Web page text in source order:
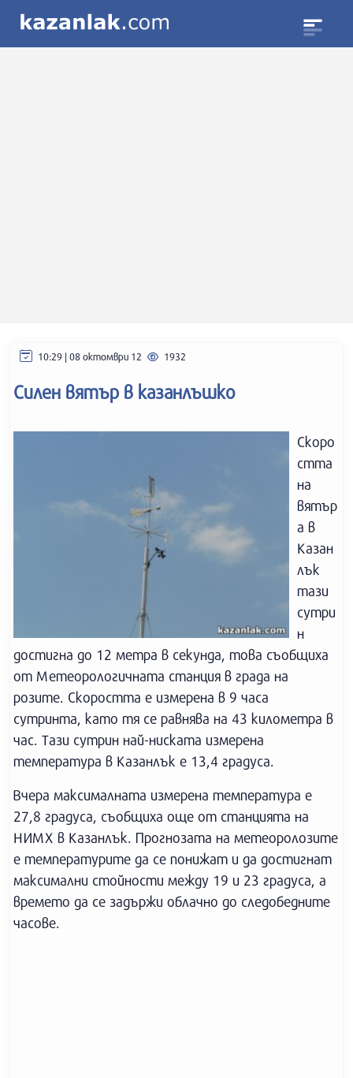
10:29 | 08 октомври 12 1932
Силен вятър в казанлъшко
Скоро
стта
на
вятър
а в
Казан
лък
тази
сутри
н
достигна до 12 метра в секунда, това съобщиха
от Метеорологичната станция в града на
розите. Скоростта е измерена в 9 часа
сутринта, като тя се равнява на 43 километра в
час. Тази сутрин най-ниската измерена
температура в Казанлък е 13,4 градуса.
Вчера максималната измерена температура е
27,8 градуса, съобщиха още от станцията на
НИМХ в Казанлък. Прогнозата на метеоролозите
е температурите да се понижат и да достигнат
максимални стойности между 19 и 23 градуса, а
времето да се задържи облачно до следобедните
часове.